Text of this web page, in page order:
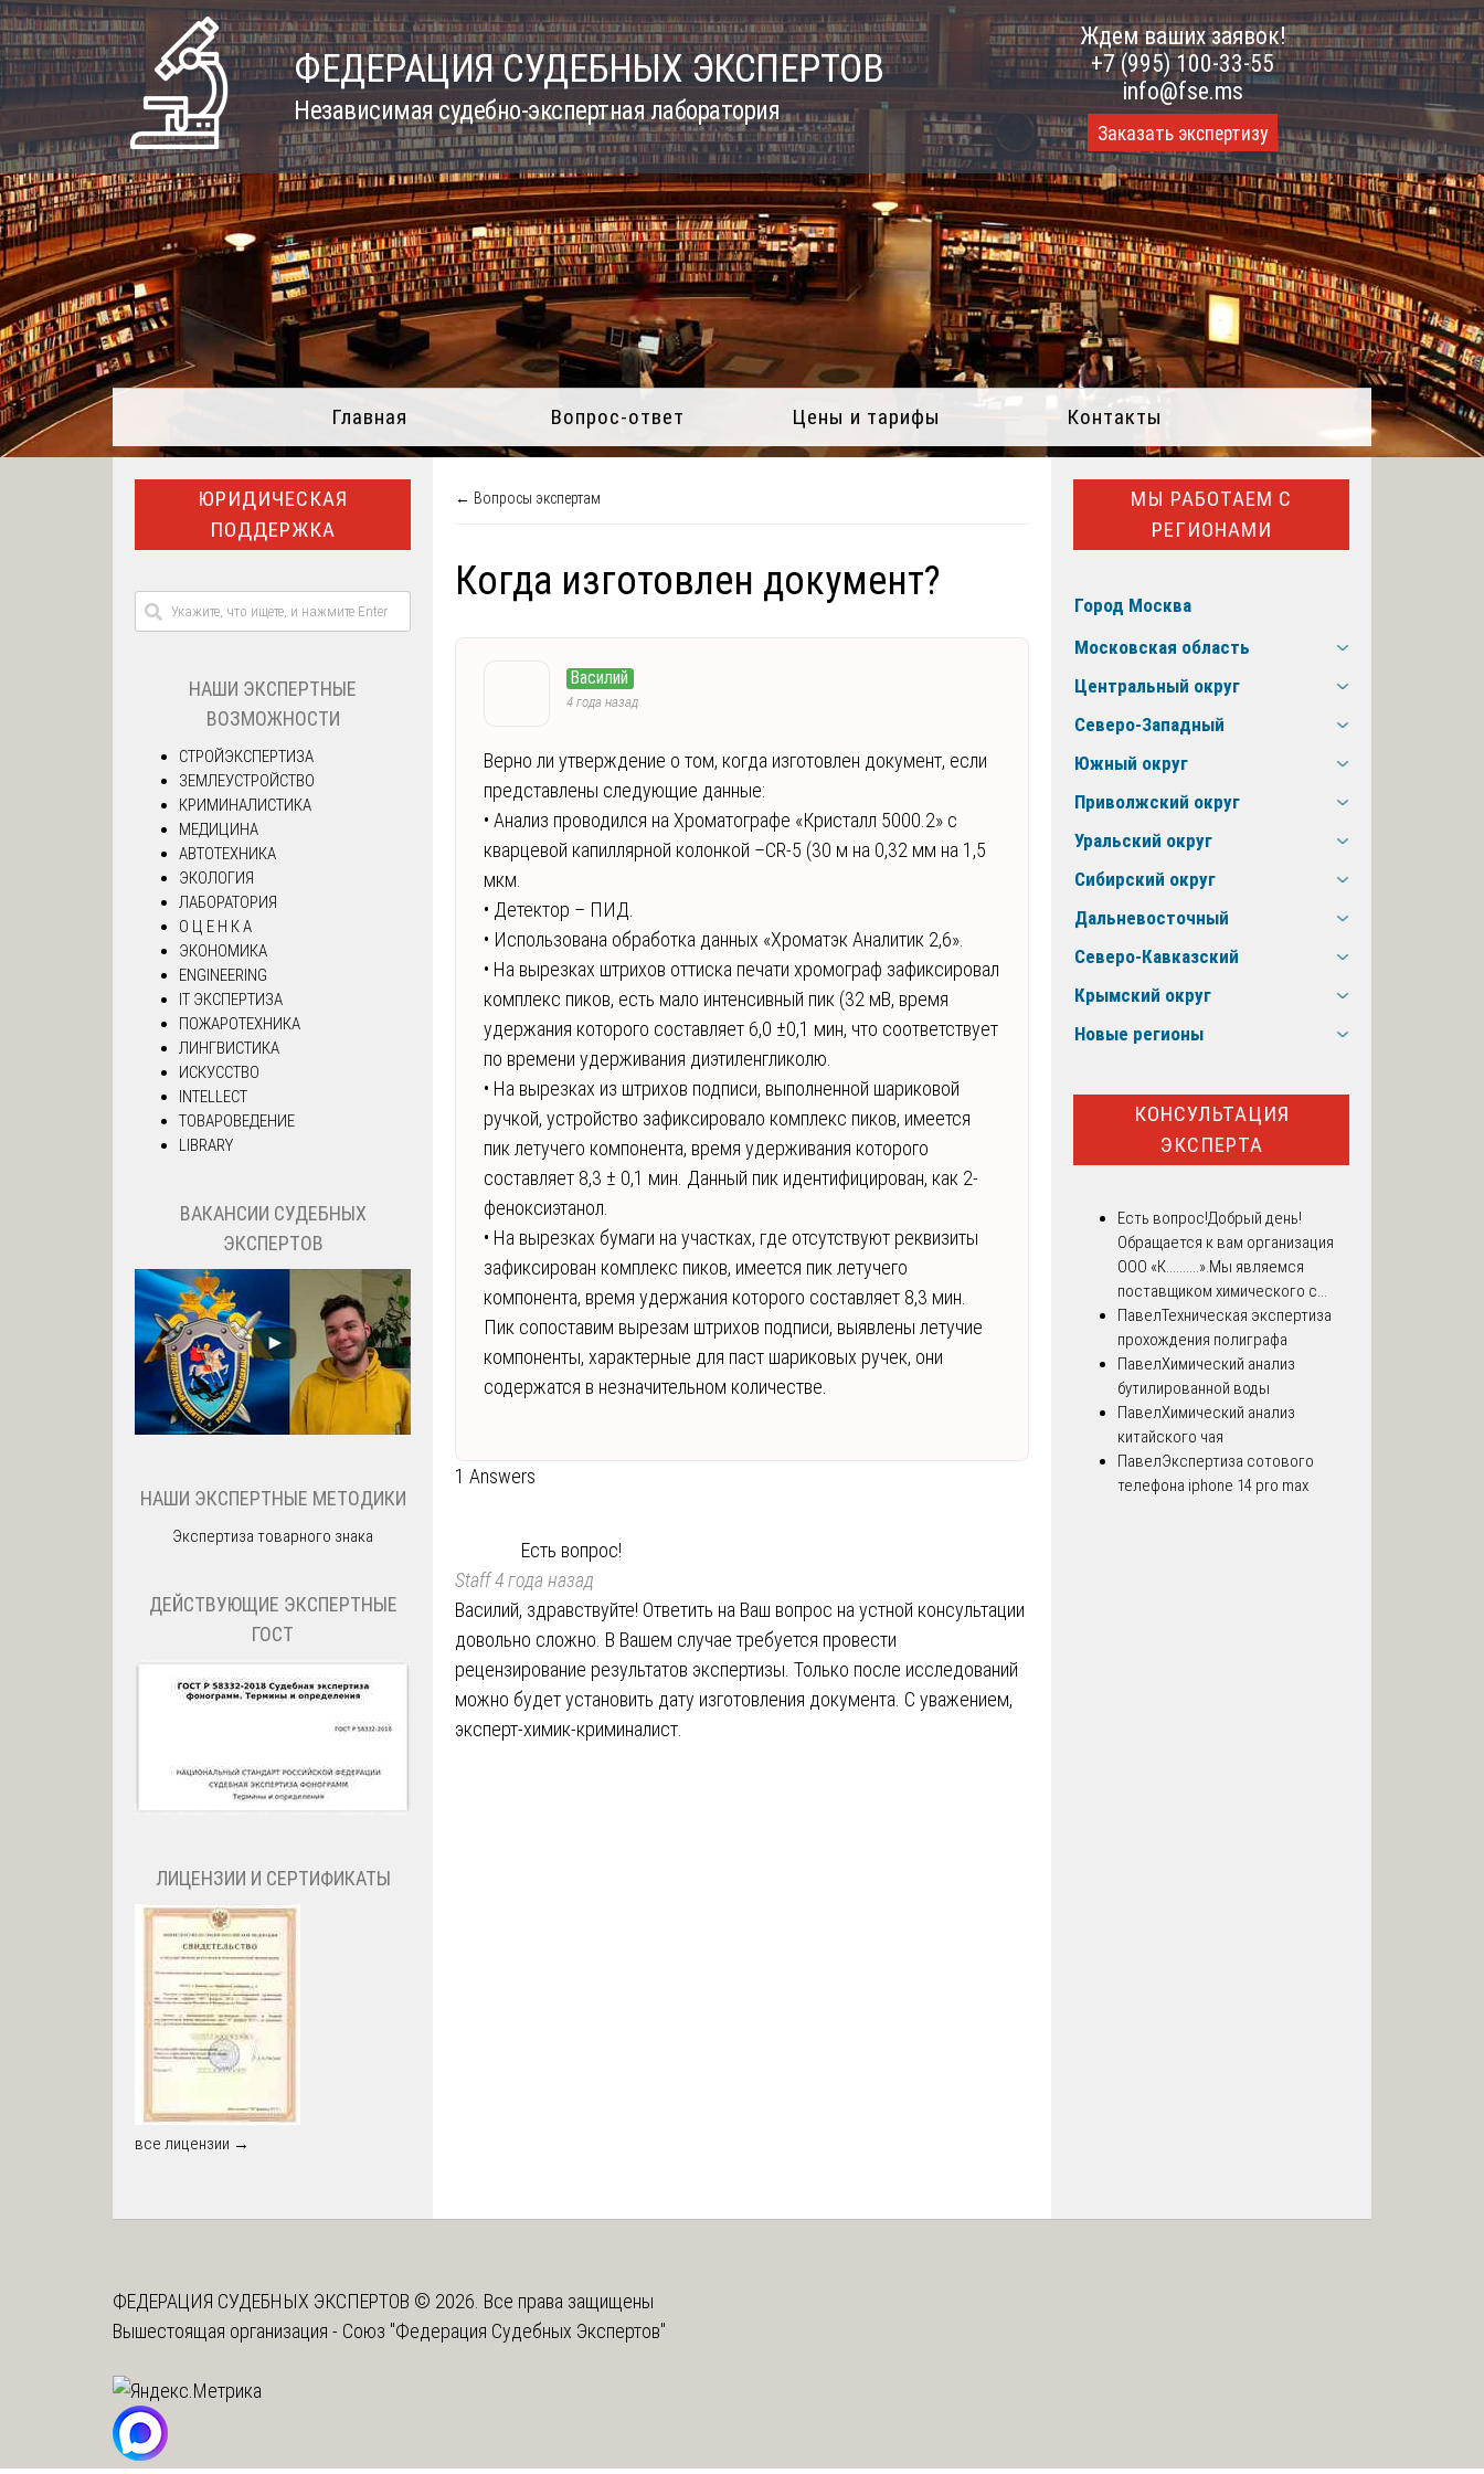
Skip
to
content
ФЕДЕРАЦИЯ СУДЕБНЫХ ЭКСПЕРТОВ
Независимая судебно-экспертная лаборатория
Ждем ваших заявок!
+7 (995) 100-33-55
info@fse.ms
Заказать экспертизу
Главная Вопрос-ответ Цены и тарифы Контакты
← Вопросы экспертам
Когда изготовлен документ?
Василий
4 года назад
Верно ли утверждение о том, когда изготовлен документ, если
представлены следующие данные:
• Анализ проводился на Хроматографе «Кристалл 5000.2» с
кварцевой капиллярной колонкой –CR-5 (30 м на 0,32 мм на 1,5
мкм.
• Детектор – ПИД.
• Использована обработка данных «Хроматэк Аналитик 2,6».
• На вырезках штрихов оттиска печати хромограф зафиксировал
комплекс пиков, есть мало интенсивный пик (32 мВ, время
удержания которого составляет 6,0 ±0,1 мин, что соответствует
по времени удерживания диэтиленгликолю.
• На вырезках из штрихов подписи, выполненной шариковой
ручкой, устройство зафиксировало комплекс пиков, имеется
пик летучего компонента, время удерживания которого
составляет 8,3 ± 0,1 мин. Данный пик идентифицирован, как 2-
феноксиэтанол.
• На вырезках бумаги на участках, где отсутствуют реквизиты
зафиксирован комплекс пиков, имеется пик летучего
компонента, время удержания которого составляет 8,3 мин.
Пик сопоставим вырезам штрихов подписи, выявлены летучие
компоненты, характерные для паст шариковых ручек, они
содержатся в незначительном количестве.
1 Answers
Есть вопрос!
Staff4 года назад
Василий, здравствуйте! Ответить на Ваш вопрос на устной консультации
довольно сложно. В Вашем случае требуется провести
рецензирование результатов экспертизы. Только после исследований
можно будет установить дату изготовления документа. С уважением,
эксперт-химик-криминалист.
ЮРИДИЧЕСКАЯ
ПОДДЕРЖКА
НАШИ ЭКСПЕРТНЫЕ
ВОЗМОЖНОСТИ
СТРОЙЭКСПЕРТИЗА
ЗЕМЛЕУСТРОЙСТВО
КРИМИНАЛИСТИКА
МЕДИЦИНА
АВТОТЕХНИКА
ЭКОЛОГИЯ
ЛАБОРАТОРИЯ
О Ц Е Н К А
ЭКОНОМИКА
ENGINEERING
IT ЭКСПЕРТИЗА
ПОЖАРОТЕХНИКА
ЛИНГВИСТИКА
ИСКУССТВО
INTELLECT
ТОВАРОВЕДЕНИЕ
LIBRARY
ВАКАНСИИ СУДЕБНЫХ
ЭКСПЕРТОВ
НАШИ ЭКСПЕРТНЫЕ МЕТОДИКИ
Экспертиза товарного знака
ДЕЙСТВУЮЩИЕ ЭКСПЕРТНЫЕ
ГОСТ
ЛИЦЕНЗИИ И СЕРТИФИКАТЫ
все лицензии →
МЫ РАБОТАЕМ С
РЕГИОНАМИ
Город Москва
Московская область
Центральный округ
Северо-Западный
Южный округ
Приволжский округ
Уральский округ
Сибирский округ
Дальневосточный
Северо-Кавказский
Крымский округ
Новые регионы
КОНСУЛЬТАЦИЯ
ЭКСПЕРТА
Есть вопрос!Добрый день!
Обращается к вам организация
ООО «К..........».Мы являемся
поставщиком химического с...
ПавелТехническая экспертиза
прохождения полиграфа
ПавелХимический анализ
бутилированной воды
ПавелХимический анализ
китайского чая
ПавелЭкспертиза сотового
телефона iphone 14 pro max
ФЕДЕРАЦИЯ СУДЕБНЫХ ЭКСПЕРТОВ © 2026. Все права защищены
Вышестоящая организация - Союз "Федерация Судебных Экспертов"